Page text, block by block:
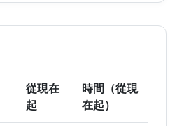
從現在
起
時間（從現
在起）